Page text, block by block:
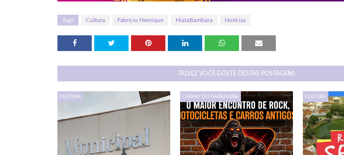
Tags Cultura Fabrício Henrique HiataBambara Notícias
TALVEZ VOCÊ GOSTE DESTAS POSTAGENS
CULTURA CARMO DO PARANAÍBA CULTURA